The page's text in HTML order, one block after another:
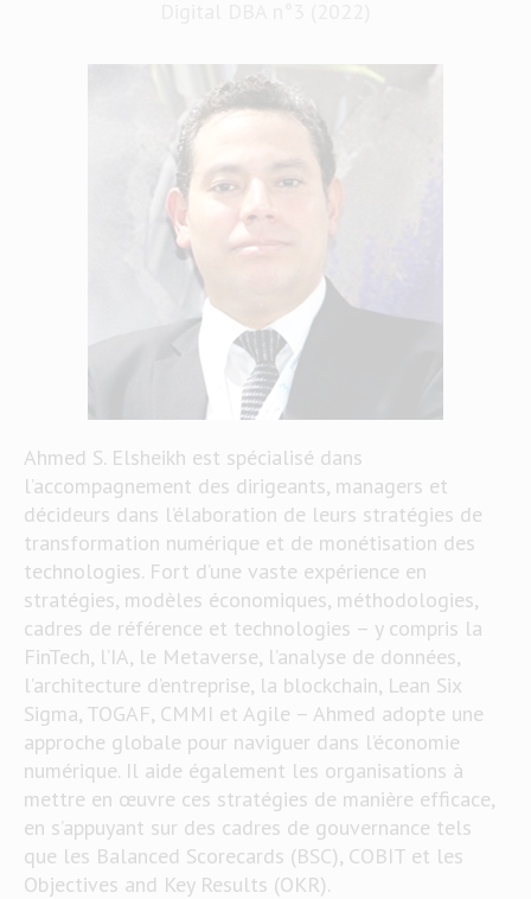
Ahmed S. Elsheikh est spécialisé dans
l’accompagnement des dirigeants, managers et
décideurs dans l’élaboration de leurs stratégies de
transformation numérique et de monétisation des
technologies. Fort d’une vaste expérience en
stratégies, modèles économiques, méthodologies,
cadres de référence et technologies – y compris la
FinTech, l’IA, le Metaverse, l’analyse de données,
l’architecture d’entreprise, la blockchain, Lean Six
Sigma, TOGAF, CMMI et Agile – Ahmed adopte une
approche globale pour naviguer dans l’économie
numérique. Il aide également les organisations à
mettre en œuvre ces stratégies de manière efficace,
en s’appuyant sur des cadres de gouvernance tels
que les Balanced Scorecards (BSC), COBIT et les
Objectives and Key Results (OKR).